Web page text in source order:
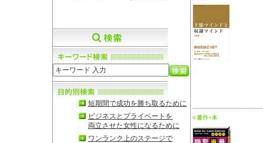
短期間で成功を勝ち取るために
ビジネスとプライベートを
両立させた女性になるために
ワンランク上のステージで